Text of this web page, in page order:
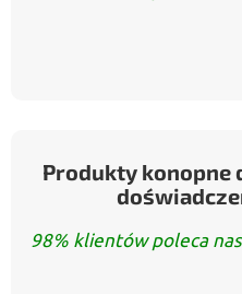
Produkty konopne
98% klientów poleca